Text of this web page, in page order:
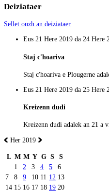
Deiziataer
Sellet ouzh an deiziataer
Eus 21 Here 2019 da 24 Here
Staj c'hoariva
Staj c'hoariva e Plougerne
Eus 21 Here 2019 da 25 Here
Kreizenn dudi
Kreizenn dudi adalek an 21 a
Her 2019
L M M Y G S
S
1
2 3 4 5
6
7
8 9 10 11 12 13
14 15 16 17 18 19 20